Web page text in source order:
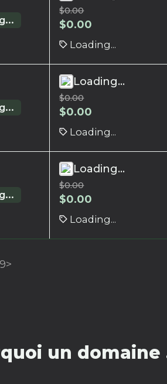
$0.00
$0.00
Loading...
Loading...
$0.00
$0.00
Loading...
Loading...
$0.00
$0.00
Loading...
>
un